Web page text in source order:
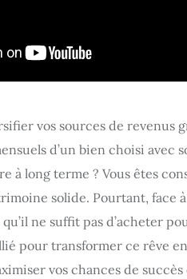
vos sources de revenus
d’un bien choisi avec
à long terme ? Vous êtes
solide. Pourtant, face
ne suffit pas d’acheter
pour transformer ce rêve
vos chances de succès